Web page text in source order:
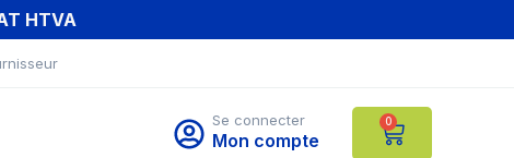
HTVA
Se connecter
Mon compte
0